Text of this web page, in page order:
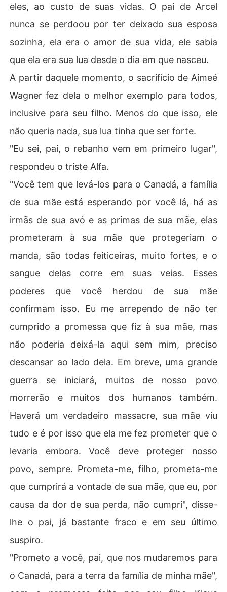
eles, ao custo de suas vidas. O pai de Arcel
nunca se perdoou por ter deixado sua esposa
sozinha, ela era o amor de sua vida, ele sabia
que ela era sua lua desde o dia em que nasceu.
A partir daquele momento, o sacrifício de Aimeé
Wagner fez dela o melhor exemplo para todos,
inclusive para seu filho. Menos do que isso, ele
não queria nada, sua lua tinha que ser forte.
"Eu sei, pai, o rebanho vem em primeiro lugar",
respondeu o triste Alfa.
"Você tem que levá-los para o Canadá, a família
de sua mãe está esperando por você lá, há as
irmãs de sua avó e as primas de sua mãe, elas
prometeram à sua mãe que protegeriam o
manda, são todas feiticeiras, muito fortes, e o
sangue delas corre em suas veias. Esses
poderes que você herdou de sua mãe
confirmam isso. Eu me arrependo de não ter
cumprido a promessa que fiz à sua mãe, mas
não poderia deixá-la aqui sem mim, preciso
descansar ao lado dela. Em breve, uma grande
guerra se iniciará, muitos de nosso povo
morrerão e muitos dos humanos também.
Haverá um verdadeiro massacre, sua mãe viu
tudo e é por isso que ela me fez prometer que o
levaria embora. Você deve proteger nosso
povo, sempre. Prometa-me, filho, prometa-me
que cumprirá a vontade de sua mãe, que eu, por
causa da dor de sua perda, não cumpri", disse-
lhe o pai, já bastante fraco e em seu último
suspiro.
"Prometo a você, pai, que nos mudaremos para
o Canadá, para a terra da família de minha mãe",